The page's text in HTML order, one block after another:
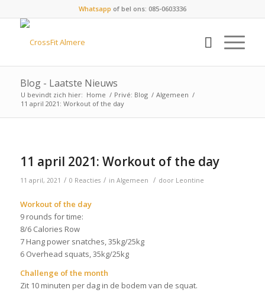
Whatsapp of bel ons: 085-0603336
Blog - Laatste Nieuws
U bevindt zich hier: Home / Privé: Blog / Algemeen /
11 april 2021: Workout of the day
11 april 2021: Workout of the day
11 april, 2021 / 0 Reacties / in Algemeen / door Leontine
Workout of the day
9 rounds for time:
8/6 Calories Row
7 Hang power snatches, 35kg/25kg
6 Overhead squats, 35kg/25kg
Challenge of the month
Zit 10 minuten per dag in de bodem van de squat.